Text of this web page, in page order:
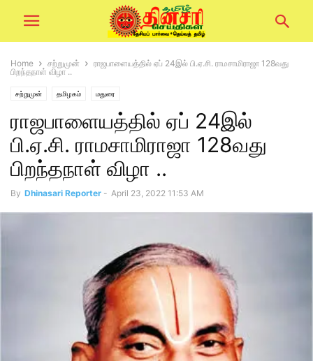
Home சற்றுமுன்
ராஜபாளையத்தில் ஏப் 24இல் பி.ஏ.சி. ராமசாமிராஜா 128வது
பிறந்தநாள் விழா ..
சற்றுமுன் தமிழகம் மதுரை
ராஜபாளையத்தில் ஏப் 24இல்
பி.ஏ.சி. ராமசாமிராஜா 128வது
பிறந்தநாள் விழா ..
By Dhinasari Reporter - April 23, 2022 11:53 AM